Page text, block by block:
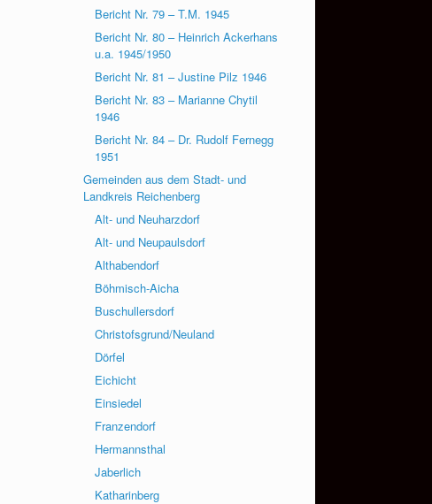
Bericht Nr. 79 – T.M. 1945
Bericht Nr. 80 – Heinrich Ackerhans
u.a. 1945/1950
Bericht Nr. 81 – Justine Pilz 1946
Bericht Nr. 83 – Marianne Chytil
1946
Bericht Nr. 84 – Dr. Rudolf Fernegg
1951
Gemeinden aus dem Stadt- und
Landkreis Reichenberg
Alt- und Neuharzdorf
Alt- und Neupaulsdorf
Althabendorf
Böhmisch-Aicha
Buschullersdorf
Christofsgrund/Neuland
Dörfel
Eichicht
Einsiedel
Franzendorf
Hermannsthal
Jaberlich
Katharinberg